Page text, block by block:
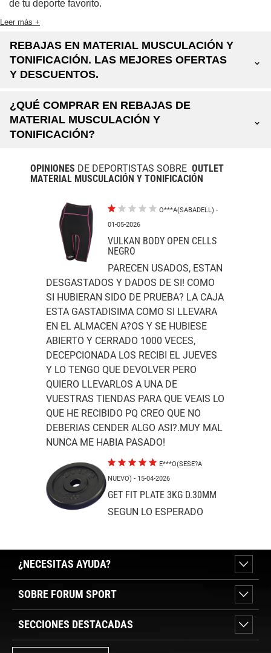
de tu deporte favorito.
Leer más +
REBAJAS EN MATERIAL MUSCULACIÓN Y
TONIFICACIÓN. LAS MEJORES OFERTAS
Y DESCUENTOS.
⌄
¿QUÉ COMPRAR EN REBAJAS DE
MATERIAL MUSCULACIÓN Y
TONIFICACIÓN?
⌄
OPINIONES DE DEPORTISTAS SOBRE OUTLET
MATERIAL MUSCULACIÓN Y TONIFICACIÓN
O***A(SABADELL) -
01-05-2026
VULKAN BODY OPEN CELLS
NEGRO
PARECEN USADOS, ESTAN
DESGASTADOS Y DADOS DE SI! COMO
SI HUBIERAN SIDO DE PRUEBA? LA CAJA
ESTA GASTADISIMA COMO SI LLEVARA
EN EL ALMACEN A?OS Y SE HUBIESE
ABIERTO Y CERRADO 1000 VECES,
DECEPCIONADA LOS RECIBI EL JUEVES
Y LO TENGO QUE DEVOLVER PERO
QUIERO LLEVARLOS A UNA DE
VUESTRAS TIENDAS PARA QUE VEAIS LO
QUE HE RECIBIDO PQ CREO QUE NO
DEBERIAS CENDER ALGO ASI?.MUY MAL
NUNCA ME HABIA PASADO!
E***O(SESE?A
NUEVO) - 15-04-2026
GET FIT PLATE 3KG D.30MM
SEGUN LO ESPERADO
¿NECESITAS AYUDA?
SOBRE FORUM SPORT
SECCIONES DESTACADAS